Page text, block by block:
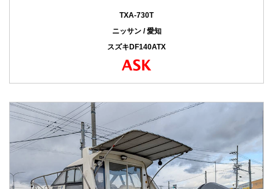
TXA-730T
ニッサン / 愛知
スズキDF140ATX